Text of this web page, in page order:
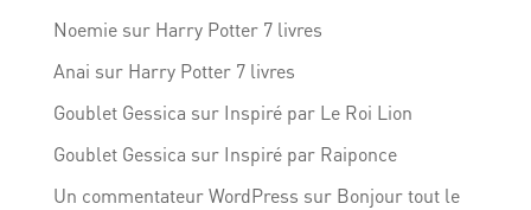
Noemiesur Harry Potter 7 livres
Anai sur Harry Potter 7 livres
Goublet Gessica sur Inspiré par Le Roi Lion
Goublet Gessica sur Inspiré par Raiponce
Un commentateur WordPress sur Bonjour tout le